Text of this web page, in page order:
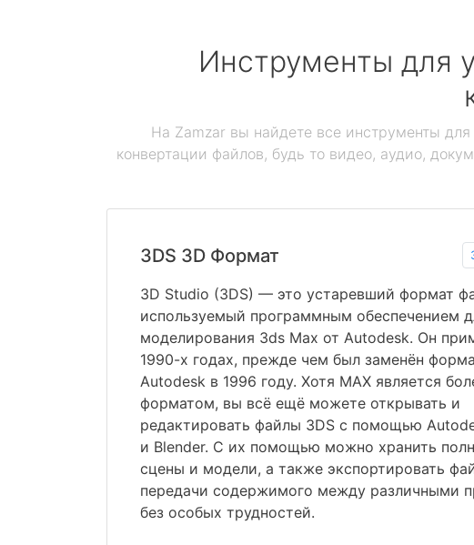
Инструменты для
На Zamzar вы найдете все инструменты
конвертации файлов, будь то видео, аудио,
3DS 3D Формат
3D Studio (3DS) — это устаревший формат
используемый программным обеспечением
моделирования 3ds Max от Autodesk. Он
1990-х годах, прежде чем был заменён
Autodesk в 1996 году. Хотя MAX является
форматом, вы всё ещё можете открывать и
редактировать файлы 3DS с помощью
и Blender. С их помощью можно хранить
сцены и модели, а также экспортировать
передачи содержимого между различными
без особых трудностей.